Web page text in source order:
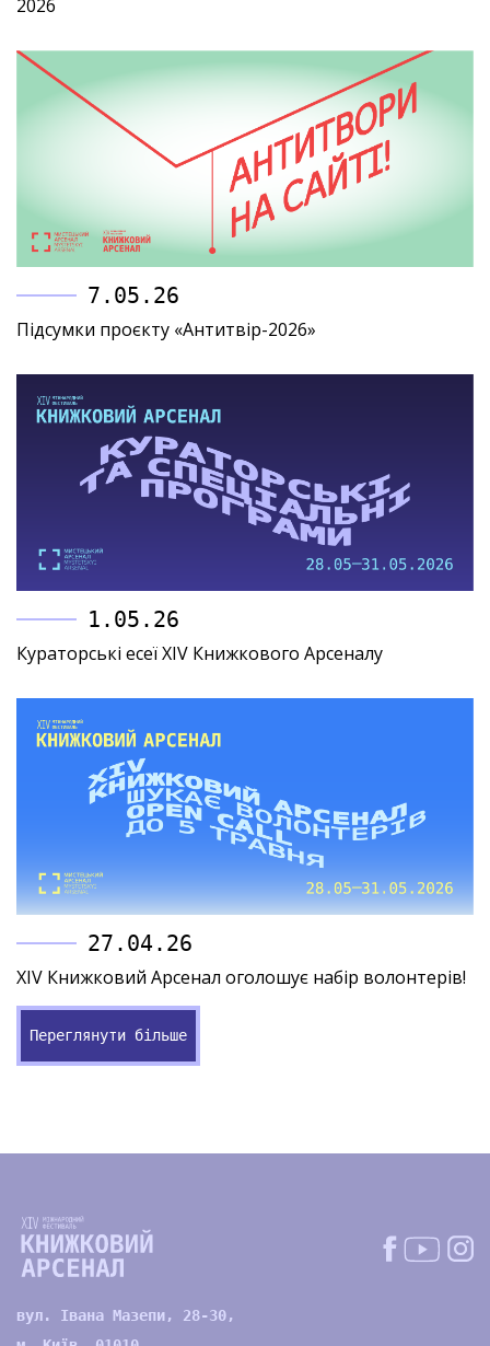
2026
7.05.26
Підсумки проєкту «Антитвір-2026»
1.05.26
Кураторські есеї XIV Книжкового Арсеналу
27.04.26
XIV Книжковий Арсенал оголошує набір волонтерів!
Переглянути більше
вул. Івана Мазепи, 28-30,